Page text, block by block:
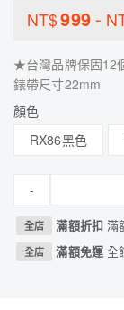
NT$999 -
★台灣品牌保固12
錶帶尺寸22mm
顏色
RX86黑色
-
全店 滿額折扣滿
全店 滿額免運全